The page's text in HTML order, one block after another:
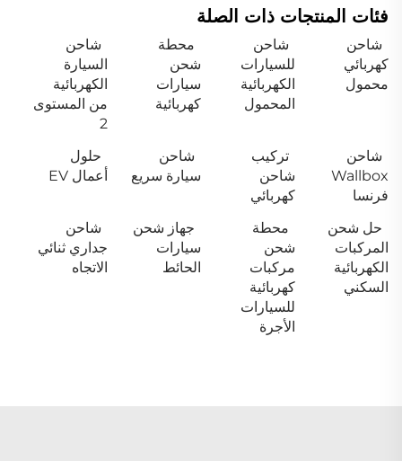
فئات المنتجات ذات الصلة
شاحن
كهربائي
محمول
شاحن
للسيارات
الكهربائية
المحمول
محطة
شحن
سيارات
كهربائية
شاحن
السيارة
الكهربائية
من المستوى
2
شاحن
Wallbox
فرنسا
تركيب
شاحن
كهربائي
شاحن
سيارة سريع
حلول
أعمال EV
حل شحن
المركبات
الكهربائية
السكني
محطة
شحن
مركبات
كهربائية
للسيارات
الأجرة
جهاز شحن
سيارات
الحائط
شاحن
جداري ثنائي
الاتجاه